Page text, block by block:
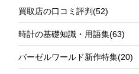
買取店の口コミ評判(52)
時計の基礎知識・用語集(63)
バーゼルワールド新作特集(20)